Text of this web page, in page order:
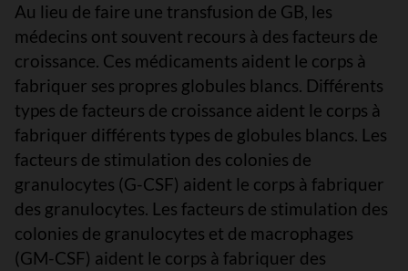
Au lieu de faire une transfusion de GB, les
médecins ont souvent recours à des facteurs de
croissance. Ces médicaments aident le corps à
fabriquer ses propres globules blancs. Différents
types de facteurs de croissance aident le corps à
fabriquer différents types de globules blancs. Les
facteurs de stimulation des colonies de
granulocytes (G-CSF) aident le corps à fabriquer
des granulocytes. Les facteurs de stimulation des
colonies de granulocytes et de macrophages
(GM-CSF) aident le corps à fabriquer des